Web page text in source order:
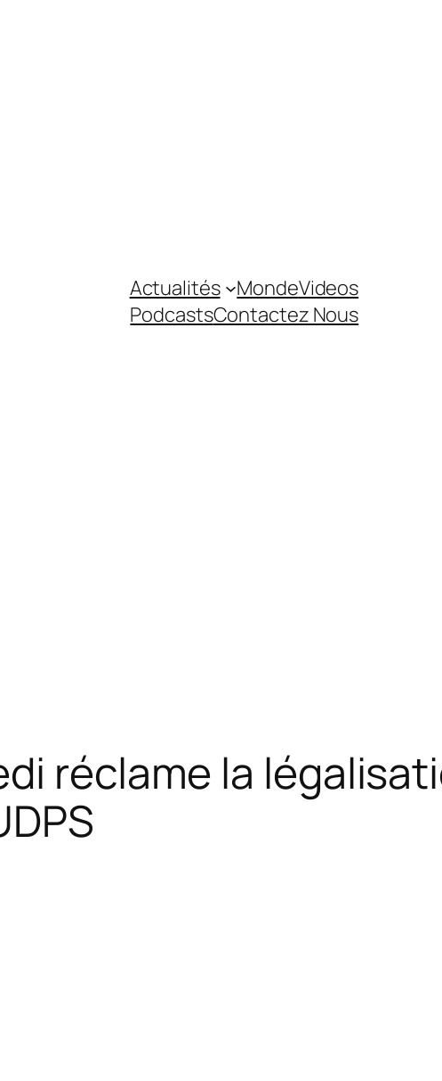
Actualités MondeVideos
PodcastsContactez Nous
réclame la